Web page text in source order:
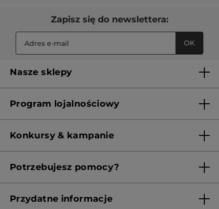
Zapisz się do newslettera:
OK
Nasze sklepy
Franczyza
Program lojalnościowy
Konkursy & kampanie
Potrzebujesz pomocy?
Przydatne informacje